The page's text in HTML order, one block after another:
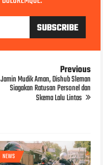
Previous
Jamin Mudik Aman, Dishub Sleman
Siagakan Ratusan Personel dan
Skema Lalu Lintas
NEWS